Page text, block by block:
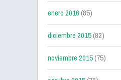
enero 2016(85)
diciembre 2015(82)
noviembre 2015(75)